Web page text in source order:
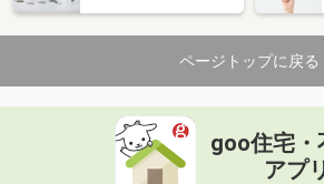
ページトップに戻る
goo住宅・
アプ